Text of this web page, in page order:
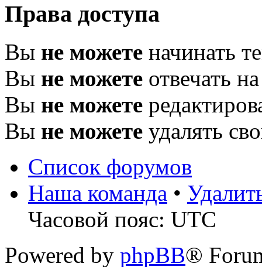
Права доступа
Вы не можете начинать
Вы не можете отвечать
Вы не можете
Вы не можете удалять
Список форумов
Наша команда •
Часовой пояс: UTC
Powered by phpBB®